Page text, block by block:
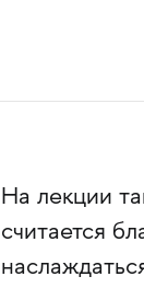
На лекции
считается